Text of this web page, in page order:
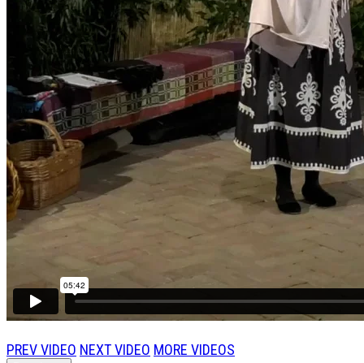
PREV VIDEO NEXT VIDEO MORE VIDEOS